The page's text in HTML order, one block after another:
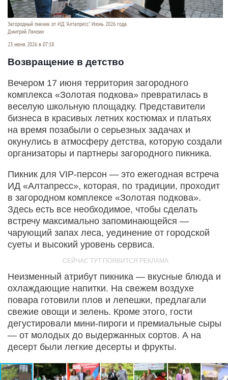
Загородный пикник от ИД "Алтапресс". Июнь 2026 года.
Дмитрий Лямзин
23 июня 2026 в 07:18
Возвращение в детство
Вечером 17 июня территория загородного
комплекса «Золотая подкова» превратилась в
веселую школьную площадку. Представители
бизнеса в красивых летних костюмах и платьях
на время позабыли о серьезных задачах и
окунулись в атмосферу детства, которую создали
организаторы и партнеры загородного пикника.
Пикник для VIP-персон — это ежегодная встреча
ИД «Алтапресс», которая, по традиции, проходит
в загородном комплексе «Золотая подкова».
Здесь есть все необходимое, чтобы сделать
встречу максимально запоминающейся —
чарующий запах леса, уединение от городской
суеты и высокий уровень сервиса.
Неизменный атрибут пикника — вкусные блюда и
охлаждающие напитки. На свежем воздухе
повара готовили плов и лепешки, предлагали
свежие овощи и зелень. Кроме этого, гости
дегустировали мини-пироги и премиальные сыры
— от молодых до выдержанных сортов. А на
десерт были легкие десерты и фрукты.